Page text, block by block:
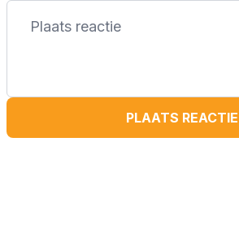
PLAATS REACTIE